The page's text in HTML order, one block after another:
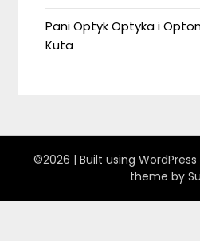
Pani Optyk Optyka i
Kuta
©2026 | Built using
theme by